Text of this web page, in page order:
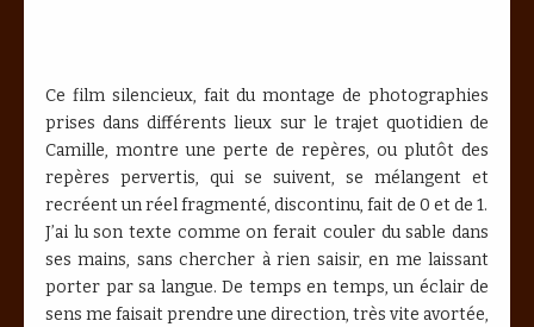
Ce film silencieux, fait du montage de photographies
prises dans différents lieux sur le trajet quotidien de
Camille, montre une perte de repères, ou plutôt des
repères pervertis, qui se suivent, se mélangent et
recréent un réel fragmenté, discontinu, fait de 0 et de 1.
J’ai lu son texte comme on ferait couler du sable dans
ses mains, sans chercher à rien saisir, en me laissant
porter par sa langue. De temps en temps, un éclair de
sens me faisait prendre une direction, très vite avortée,